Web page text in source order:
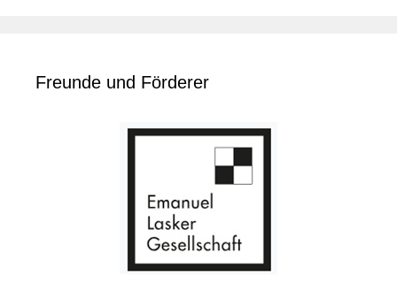
Freunde und Förderer